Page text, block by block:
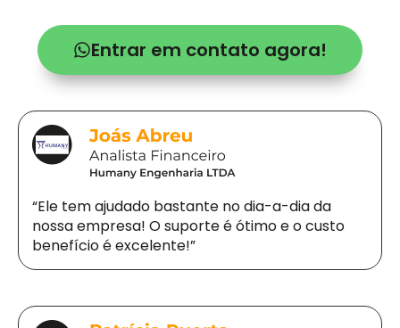
Entrar em contato agora!
“Ele tem ajudado bastante no dia-a-dia da
nossa empresa! O suporte é ótimo e o custo
benefício é excelente!”